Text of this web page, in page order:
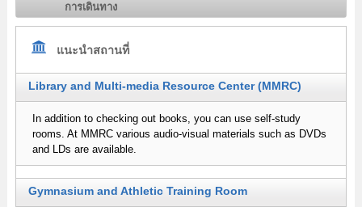
การเดินทาง
แนะนำสถานที่
Library and Multi-media Resource Center (MMRC)
In addition to checking out books, you can use self-study
rooms. At MMRC various audio-visual materials such as DVDs
and LDs are available.
Gymnasium and Athletic Training Room